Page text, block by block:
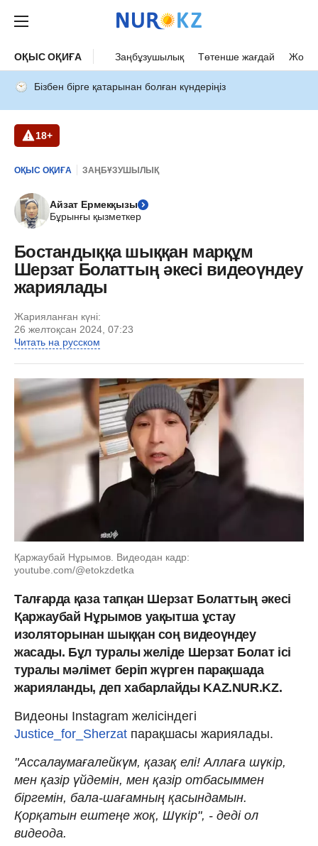
ОҚЫС ОҚИҒА Заңбұзушылық Төтенше жағдай Жол
Бізбен бірге қатарынан болған күндеріңіз
18+
ОҚЫС ОҚИҒА ЗАҢБҰЗУШЫЛЫҚ
Айзат Ермекқызы
Бұрынғы қызметкер
Бостандыққа шыққан марқұм
Шерзат Болаттың әкесі видеоүндеу
жариялады
Жарияланған күні:
26 желтоқсан 2024, 07:23
Читать на русском
Қаржаубай Нұрымов. Видеодан кадр:
youtube.com/@etokzdetka
Талғарда қаза тапқан Шерзат Болаттың әкесі
Қаржаубай Нұрымов уақытша ұстау
изоляторынан шыққан соң видеоүндеу
жасады. Бұл туралы желіде Шерзат Болат ісі
туралы мәлімет беріп жүрген парақшада
жарияланды, деп хабарлайды KAZ.NUR.KZ.
Видеоны Instagram желісіндегі
Justice_for_Sherzat парақшасы жариялады.
"Ассалаумағалейкүм, қазақ елі! Аллаға шүкір,
мен қазір үйдемін, мен қазір отбасыммен
біргемін, бала-шағамның қасындамын.
Қорқатын ештеңе жоқ, Шүкір", - деді ол
видеода.